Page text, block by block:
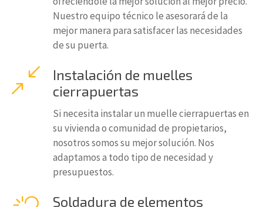
Nuestro equipo técnico le asesorará de la
mejor manera para satisfacer las necesidades
de su puerta.
Instalación de muelles
cierrapuertas
Si necesita instalar un muelle cierrapuertas en
su vivienda o comunidad de propietarios,
nosotros somos su mejor solución. Nos
adaptamos a todo tipo de necesidad y
presupuestos.
Soldadura de elementos